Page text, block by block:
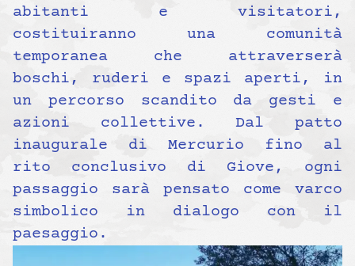
abitanti e visitatori,
costituiranno una comunità
temporanea che attraverserà
boschi, ruderi e spazi aperti, in
un percorso scandito da gesti e
azioni collettive. Dal patto
inaugurale di Mercurio fino al
rito conclusivo di Giove, ogni
passaggio sarà pensato come varco
simbolico in dialogo con il
paesaggio.